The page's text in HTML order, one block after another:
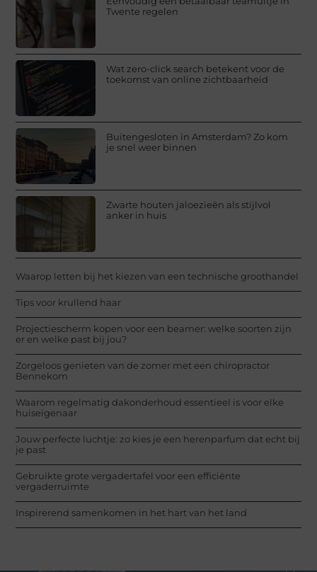
Twente regelen
Wat zero-click search betekent voor de
toekomst van online zichtbaarheid
Buitengesloten in Amsterdam? Zo kom
je snel weer binnen
Zwarte houten jaloezieën als stijlvol
anker in huis
Waarop letten bij het kiezen van een technische groothandel
Tips voor krullend haar
Projectiescherm kopen voor een beamer: welke soorten zijn
er en welke past bij jou?
Zorgeloos genieten van de zomer met een chiropractor
Bennekom
Waarom regelmatig dakonderhoud essentieel is voor elke
huiseigenaar
Jouw perfecte luchtje: zo kies je een herenparfum dat echt bij
je past
Gebruikte grote vergadertafel voor een efficiënte
vergaderruimte
Inspirerend samenkomen in het hart van het land